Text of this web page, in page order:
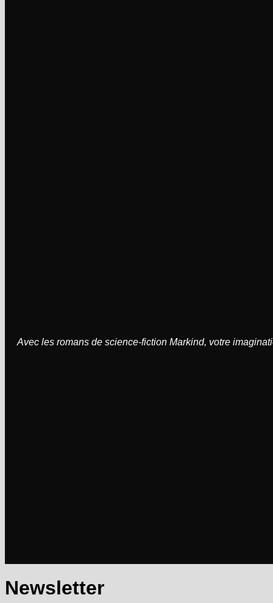
Avec les romans de science-fiction Markind, votre
Newsletter